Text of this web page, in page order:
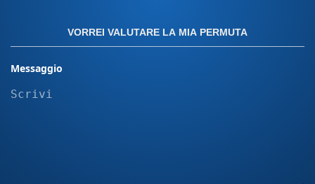
rappresentano quindi necessariamente il
prodotto finale o le versioni disponibili per
VORREI VALUTARE LA MIA PERMUTA
Messaggio